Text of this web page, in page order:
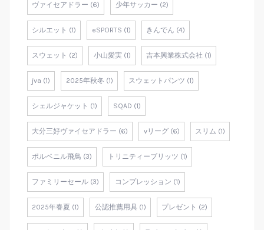
ヴァイセアドラー (6) 少年サッカー (2)
シルエット (1) eSPORTS (1) きんでん (4)
スウェット (2) 小山愛実 (1) 吉本興業株式会社 (1)
jva (1) 2025年秋冬 (1) スウェットパンツ (1)
シェルジャケット (1) SQAD (1)
大分三好ヴァイセアドラー (6) vリーグ (6) スリム (1)
ポルベニル飛鳥 (3) トリニティーブリッツ (1)
ファミリーセール (3) コンプレッション (1)
2025年春夏 (1) 公認推薦用具 (1) プレゼント (2)